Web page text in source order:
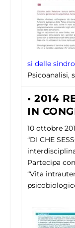
si delle
Psicoanalisi,
• 2014
IN
10 ottobre
“DI CHE
Partecipa
“Vita